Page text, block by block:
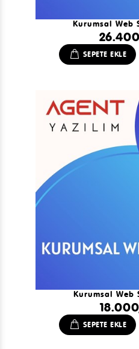
Kurumsal Web
SEPETE EKLE
Kurumsal Web
SEPETE EKLE